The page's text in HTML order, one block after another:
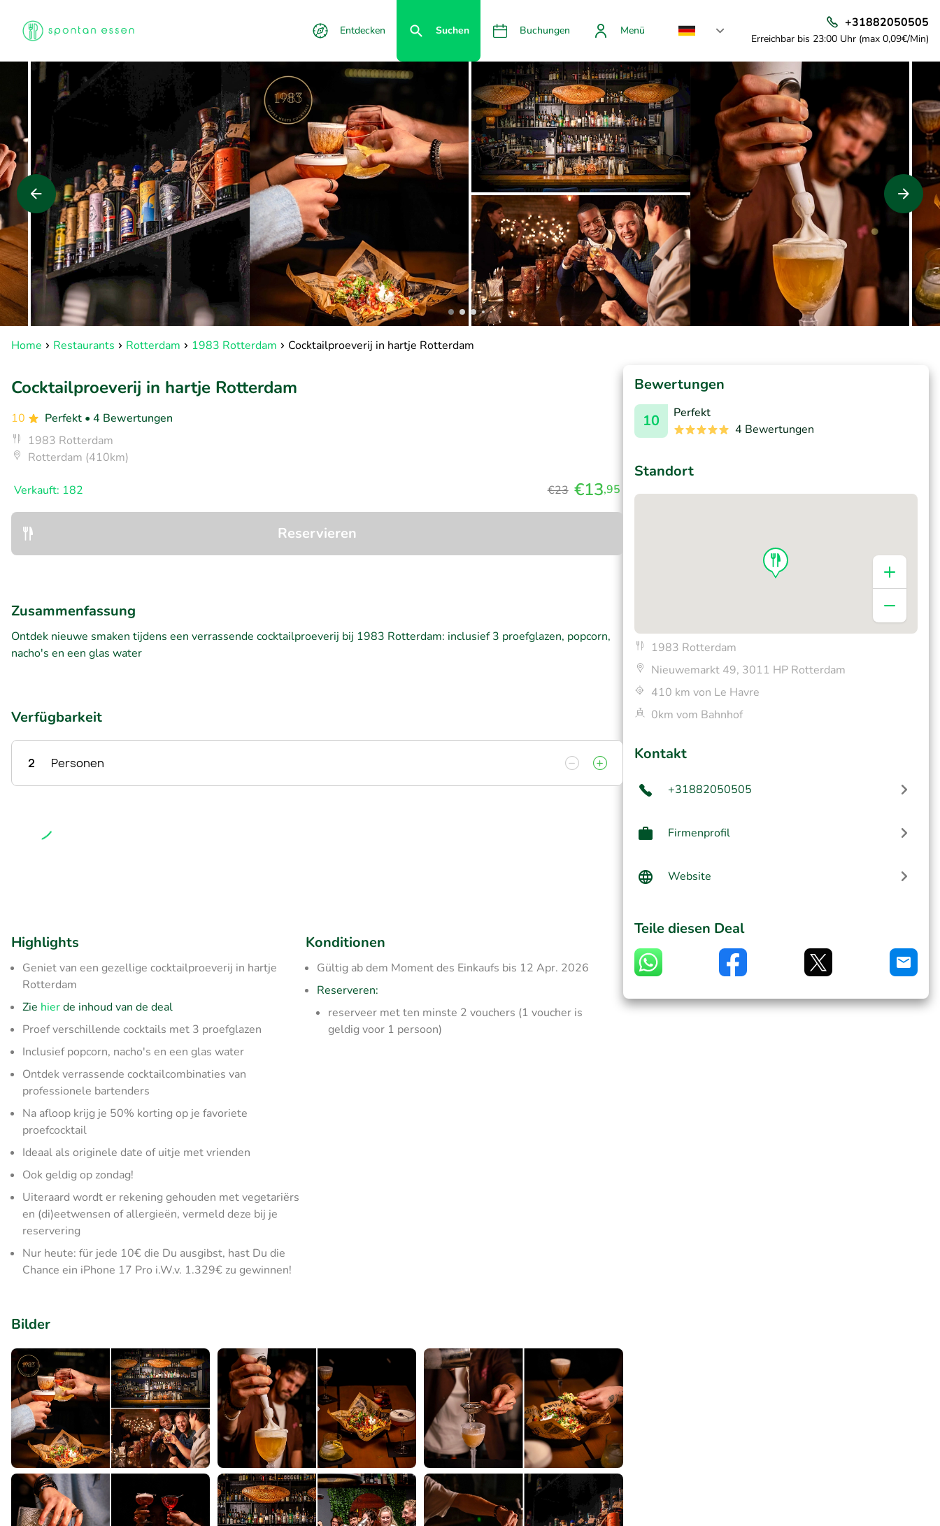
Entdecken Suchen Buchungen Menü
+31882050505
Erreichbar bis 23:00 Uhr (max 0,09€/Min)
Home Restaurants Rotterdam 1983 Rotterdam Cocktailproeverij in hartje Rotterdam
Cocktailproeverij in hartje Rotterdam
10 Perfekt • 4 Bewertungen
1983 Rotterdam
Rotterdam (410km)
Verkauft: 182 €23 €13,95
Reservieren
Zusammenfassung
Ontdek nieuwe smaken tijdens een verrassende cocktailproeverij bij 1983 Rotterdam: inclusief 3 proefglazen, popcorn,
nacho's en een glas water
Verfügbarkeit
2 Personen
Highlights
Geniet van een gezellige cocktailproeverij in hartje
Rotterdam
Zie hierde inhoud van de deal
Proef verschillende cocktails met 3 proefglazen
Inclusief popcorn, nacho's en een glas water
Ontdek verrassende cocktailcombinaties van
professionele bartenders
Na afloop krijg je 50% korting op je favoriete
proefcocktail
Ideaal als originele date of uitje met vrienden
Ook geldig op zondag!
Uiteraard wordt er rekening gehouden met vegetariërs
en (di)eetwensen of allergieën, vermeld deze bij je
reservering
Nur heute: für jede 10€ die Du ausgibst, hast Du die
Chance ein iPhone 17 Pro i.W.v. 1.329€ zu gewinnen!
Konditionen
Gültig ab dem Moment des Einkaufs bis 12 Apr. 2026
Reserveren:
reserveer met ten minste 2 vouchers (1 voucher is
geldig voor 1 persoon)
Bilder
Bewertungen
10
Perfekt
4 Bewertungen
Standort
1983 Rotterdam
Nieuwemarkt 49, 3011 HP Rotterdam
410 km von Le Havre
0km vom Bahnhof
Kontakt
+31882050505
Firmenprofil
Website
Teile diesen Deal